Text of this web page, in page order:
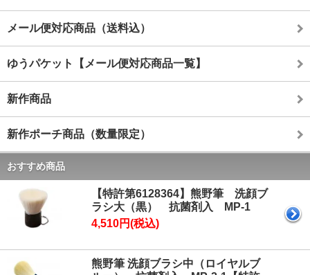
メール便対応商品（送料込）
ゆうパケット【メール便対応商品一覧】
新作商品
新作ポーチ商品（数量限定）
おすすめ商品
【特許第6128364】熊野筆 洗顔ブ
ラシ大（黒） 抗菌剤入 MP-1
4,510円(税込)
熊野筆 洗顔ブラシ中（ロイヤルブ